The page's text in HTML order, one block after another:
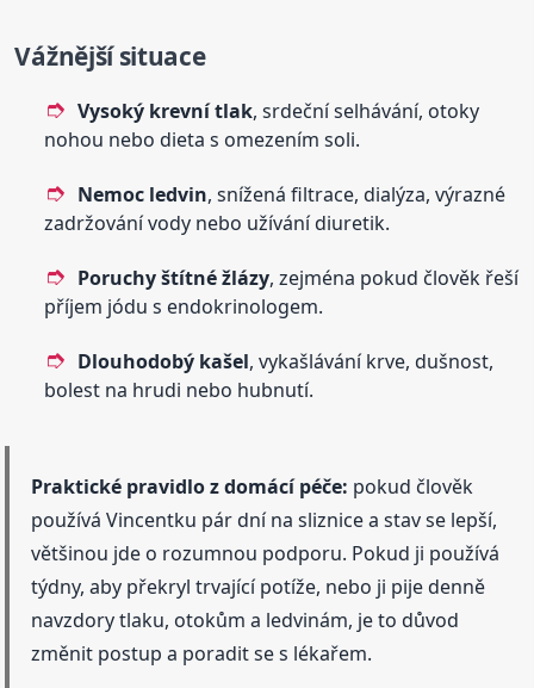
Vážnější situace
Vysoký krevní tlak, srdeční selhávání, otoky
nohou nebo dieta s omezením soli.
Nemoc ledvin, snížená filtrace, dialýza, výrazné
zadržování vody nebo užívání diuretik.
Poruchy štítné žlázy, zejména pokud člověk řeší
příjem jódu s endokrinologem.
Dlouhodobý kašel, vykašlávání krve, dušnost,
bolest na hrudi nebo hubnutí.
Praktické pravidlo z domácí péče: pokud člověk
používá Vincentku pár dní na sliznice a stav se lepší,
většinou jde o rozumnou podporu. Pokud ji používá
týdny, aby překryl trvající potíže, nebo ji pije denně
navzdory tlaku, otokům a ledvinám, je to důvod
změnit postup a poradit se s lékařem.